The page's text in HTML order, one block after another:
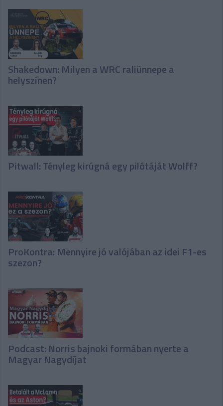
Shakedown: Milyen a WRC raliünnepe a
helyszínen?
Pitwall: Tényleg kirúgná egy pilótáját Wolff?
ProKontra: Mennyire jó valójában az idei F1-es
szezon?
Podcast: Norris bajnoki formában nyerte a
Magyar Nagydíjat